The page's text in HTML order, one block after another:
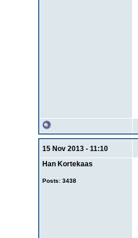
15 Nov 2013 - 11:10
Han Kortekaas
Posts: 3438